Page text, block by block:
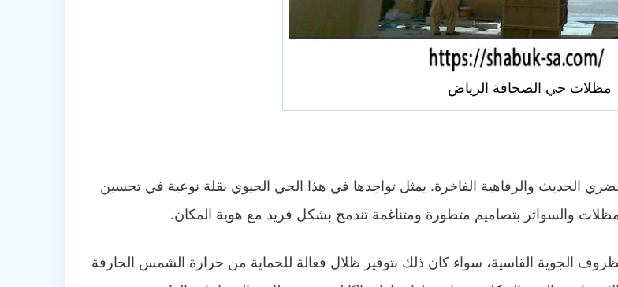
مظلات حي الصحافة الرياض
الحديث والرفاهية الفاخرة. يمثل تواجدها في هذا الحي الحيوي نقلة نوعية في تحسين
والسواتر بتصاميم متطورة ومتناغمة تندمج بشكل فريد مع هوية المكان.
الجوية القاسية، سواء كان ذلك بتوفير ظلال فعالة للحماية من حرارة الشمس الحارقة